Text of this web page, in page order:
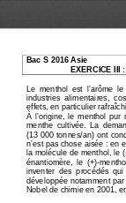
Bac S 2016 Asie
EXERCICE III
Le  menthol  est  l’arôme
industries  alimentaires,
effets, en particulier
À  l’origine,  le  menthol  pur
menthe  cultivée.  La
(13 000  tonnes/an)  ont
n’est pas chose aisée : en
la molécule de menthol, le
énantiomère,  le  (+)-
inventer  des  procédés
développée notamment
Nobel de chimie en 2001,